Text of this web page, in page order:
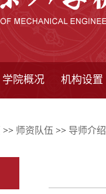
学院概况 机构设置
>> 师资队伍 >> 导师介绍